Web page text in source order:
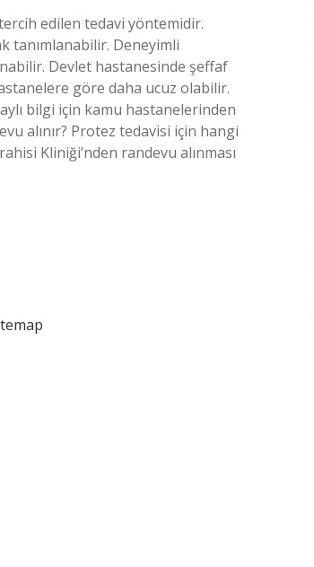
edilen tedavi yöntemidir.
tanımlanabilir. Deneyimli
Devlet hastanesinde şeffaf
göre daha ucuz olabilir.
bilgi için kamu hastanelerinden
alınır? Protez tedavisi için hangi
Kliniği’nden randevu alınması